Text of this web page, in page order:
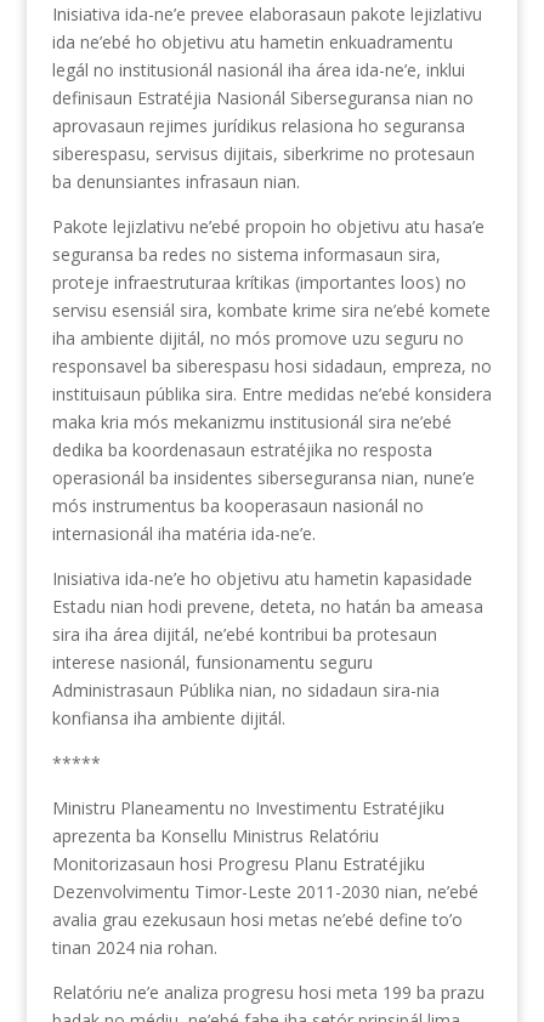
Inisiativa ida-ne’e prevee elaborasaun pakote lejizlativu
ida ne’ebé ho objetivu atu hametin enkuadramentu
legál no institusionál nasionál iha área ida-ne’e, inklui
definisaun Estratéjia Nasionál Siberseguransa nian no
aprovasaun rejimes jurídikus relasiona ho seguransa
siberespasu, servisus dijitais, siberkrime no protesaun
ba denunsiantes infrasaun nian.
Pakote lejizlativu ne’ebé propoin ho objetivu atu hasa’e
seguransa ba redes no sistema informasaun sira,
proteje infraestruturaa krítikas (importantes loos) no
servisu esensiál sira, kombate krime sira ne’ebé komete
iha ambiente dijitál, no mós promove uzu seguru no
responsavel ba siberespasu hosi sidadaun, empreza, no
instituisaun públika sira. Entre medidas ne’ebé konsidera
maka kria mós mekanizmu institusionál sira ne’ebé
dedika ba koordenasaun estratéjika no resposta
operasionál ba insidentes siberseguransa nian, nune’e
mós instrumentus ba kooperasaun nasionál no
internasionál iha matéria ida-ne’e.
Inisiativa ida-ne’e ho objetivu atu hametin kapasidade
Estadu nian hodi prevene, deteta, no hatán ba ameasa
sira iha área dijitál, ne’ebé kontribui ba protesaun
interese nasionál, funsionamentu seguru
Administrasaun Públika nian, no sidadaun sira-nia
konfiansa iha ambiente dijitál.
*****
Ministru Planeamentu no Investimentu Estratéjiku
aprezenta ba Konsellu Ministrus Relatóriu
Monitorizasaun hosi Progresu Planu Estratéjiku
Dezenvolvimentu Timor-Leste 2011-2030 nian, ne’ebé
avalia grau ezekusaun hosi metas ne’ebé define to’o
tinan 2024 nia rohan.
Relatóriu ne’e analiza progresu hosi meta 199 ba prazu